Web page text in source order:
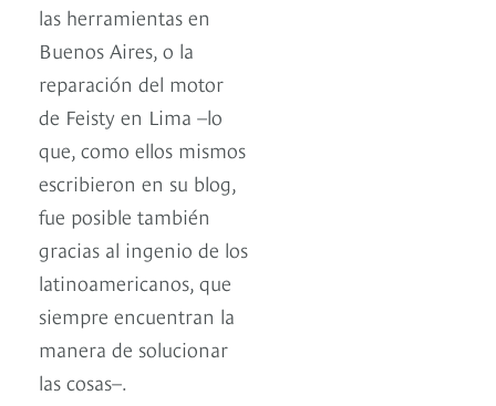
las herramientas en
Buenos Aires, o la
reparación del motor
de Feisty en Lima –lo
que, como ellos mismos
escribieron en su blog,
fue posible también
gracias al ingenio de los
latinoamericanos, que
siempre encuentran la
manera de solucionar
las cosas–.